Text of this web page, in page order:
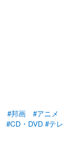
#邦画
#アニメ
#CD・DVD #テレ